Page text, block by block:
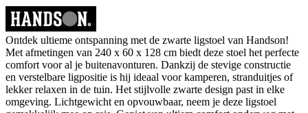
Ontdek ultieme ontspanning met de zwarte ligstoel van Handson!
Met afmetingen van 240 x 60 x 128 cm biedt deze stoel het perfecte
comfort voor al je buitenavonturen. Dankzij de stevige constructie
en verstelbare ligpositie is hij ideaal voor kamperen, stranduitjes of
lekker relaxen in de tuin. Het stijlvolle zwarte design past in elke
omgeving. Lichtgewicht en opvouwbaar, neem je deze ligstoel